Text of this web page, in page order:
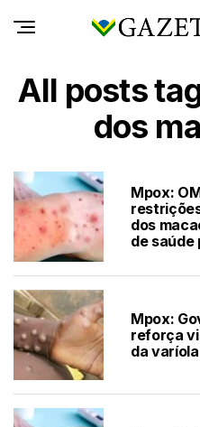
All posts
dos
Mpox:
dos
de saúde
Mpox:
reforça
da